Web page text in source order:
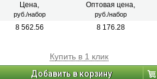
(рыбалки) нет
Цена,
руб./набор
Оптовая цена,
руб./набор
8 562.56 8 176.28
Купить в 1 клик
Добавить в корзину